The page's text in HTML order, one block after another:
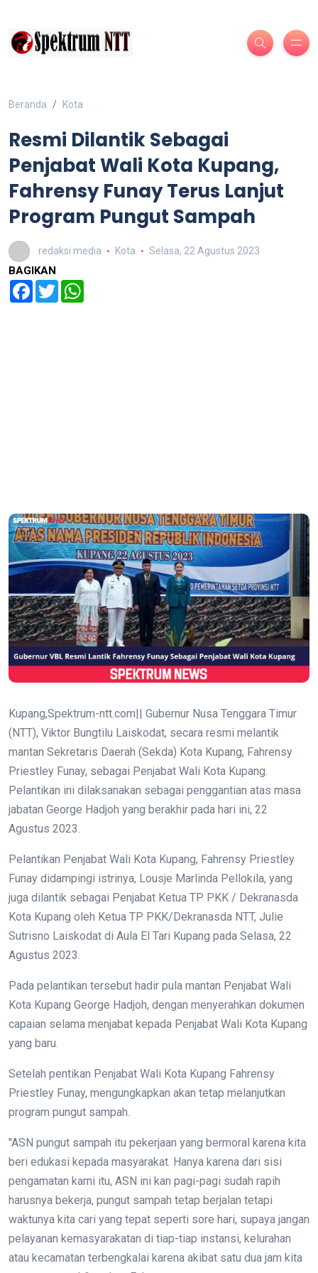
Beranda Kota
Resmi Dilantik Sebagai
Penjabat Wali Kota Kupang,
Fahrensy Funay Terus Lanjut
Program Pungut Sampah
redaksi media Kota Selasa, 22 Agustus 2023
BAGIKAN
Facebook
Twitter
Kupang,Spektrum-ntt.com|| Gubernur Nusa Tenggara Timur
(NTT), Viktor Bungtilu Laiskodat, secara resmi melantik
mantan Sekretaris Daerah (Sekda) Kota Kupang, Fahrensy
Priestley Funay, sebagai Penjabat Wali Kota Kupang.
Pelantikan ini dilaksanakan sebagai penggantian atas masa
jabatan George Hadjoh yang berakhir pada hari ini, 22
Agustus 2023.
Pelantikan Penjabat Wali Kota Kupang, Fahrensy Priestley
Funay didampingi istrinya, Lousje Marlinda Pellokila, yang
juga dilantik sebagai Penjabat Ketua TP PKK / Dekranasda
Kota Kupang oleh Ketua TP PKK/Dekranasda NTT, Julie
Sutrisno Laiskodat di Aula El Tari Kupang pada Selasa, 22
Agustus 2023.
Pada pelantikan tersebut hadir pula mantan Penjabat Wali
Kota Kupang George Hadjoh, dengan menyerahkan dokumen
capaian selama menjabat kepada Penjabat Wali Kota Kupang
yang baru.
Setelah pentikan Penjabat Wali Kota Kupang Fahrensy
Priestley Funay, mengungkapkan akan tetap melanjutkan
program pungut sampah.
"ASN pungut sampah itu pekerjaan yang bermoral karena kita
beri edukasi kepada masyarakat. Hanya karena dari sisi
pengamatan kami itu, ASN ini kan pagi-pagi sudah rapih
harusnya bekerja, pungut sampah tetap berjalan tetapi
waktunya kita cari yang tepat seperti sore hari, supaya jangan
pelayanan kemasyarakatan di tiap-tiap instansi, kelurahan
atau kecamatan terbengkalai karena akibat satu dua jam kita